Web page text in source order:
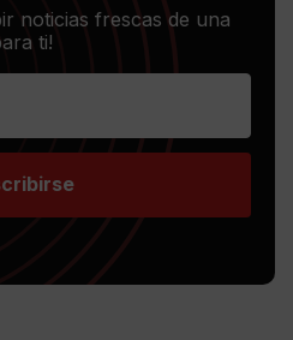
noticias frescas de una
ti!